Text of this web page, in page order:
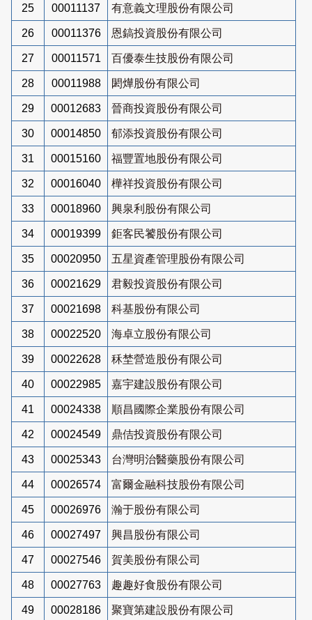
25 00011137 有意義文理股份有限公司
26 00011376 恩鎬投資股份有限公司
27 00011571 百優泰生技股份有限公司
28 00011988 閎燁股份有限公司
29 00012683 晉商投資股份有限公司
30 00014850 郁添投資股份有限公司
31 00015160 福豐置地股份有限公司
32 00016040 樺祥投資股份有限公司
33 00018960 興泉利股份有限公司
34 00019399 鉅客民饕股份有限公司
35 00020950 五星資產管理股份有限公司
36 00021629 君毅投資股份有限公司
37 00021698 科基股份有限公司
38 00022520 海卓立股份有限公司
39 00022628 秝埜營造股份有限公司
40 00022985 嘉宇建設股份有限公司
41 00024338 順昌國際企業股份有限公司
42 00024549 鼎佶投資股份有限公司
43 00025343 台灣明治醫藥股份有限公司
44 00026574 富爾金融科技股份有限公司
45 00026976 瀚于股份有限公司
46 00027497 興昌股份有限公司
47 00027546 賀美股份有限公司
48 00027763 趣趣好食股份有限公司
49 00028186 聚寶第建設股份有限公司